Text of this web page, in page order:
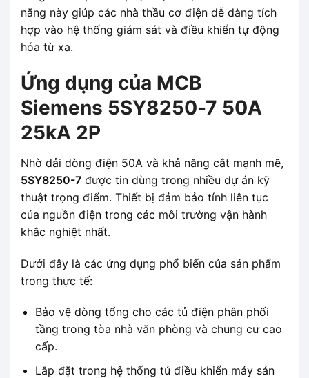
năng này giúp các nhà thầu cơ điện dễ dàng tích
hợp vào hệ thống giám sát và điều khiển tự động
hóa từ xa.
Ứng dụng của MCB
Siemens 5SY8250-7 50A
25kA 2P
Nhờ dải dòng điện 50A và khả năng cắt mạnh mẽ,
5SY8250-7 được tin dùng trong nhiều dự án kỹ
thuật trọng điểm. Thiết bị đảm bảo tính liên tục
của nguồn điện trong các môi trường vận hành
khắc nghiệt nhất.
Dưới đây là các ứng dụng phổ biến của sản phẩm
trong thực tế:
Bảo vệ dòng tổng cho các tủ điện phân phối
tầng trong tòa nhà văn phòng và chung cư cao
cấp.
Lắp đặt trong hệ thống tủ điều khiển máy sản